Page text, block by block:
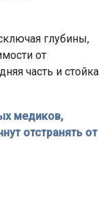
глубины,
от
часть и стойка
медиков,
отстранять от